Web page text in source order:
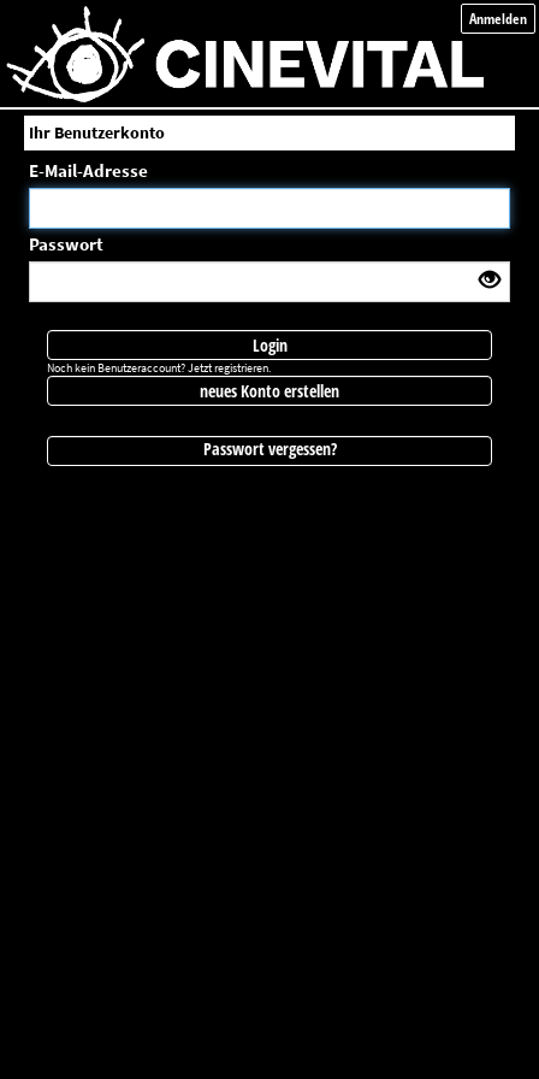
Anmelden
Ihr Benutzerkonto
E-Mail-Adresse
Passwort
Login
Noch kein Benutzeraccount? Jetzt registrieren.
neues Konto erstellen
Passwort vergessen?